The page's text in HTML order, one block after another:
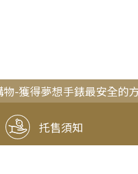
-獲得夢想手錶最安全的
托售須知